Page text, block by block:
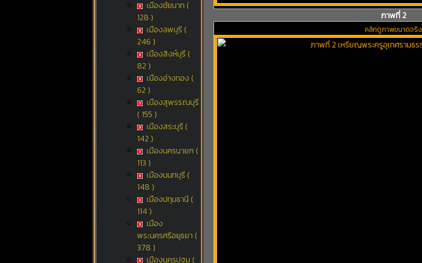
เมืองชัยนาท (
128 )
เมืองลพบุรี (
246 )
เมืองสิงห์บุรี (
82 )
เมืองอ่างทอง (
62 )
เมืองสุพรรณบุรี
( 155 )
เมืองสระบุรี (
142 )
เมืองนครนายก (
113 )
เมืองนนทบุรี (
148 )
เมืองปทุมธานี (
114 )
เมือง
พระนครศรีอยุธยา (
378 )
เมืองนครปฐม (
ภาพที่ 2
คลิกดูภาพขนาดจริง